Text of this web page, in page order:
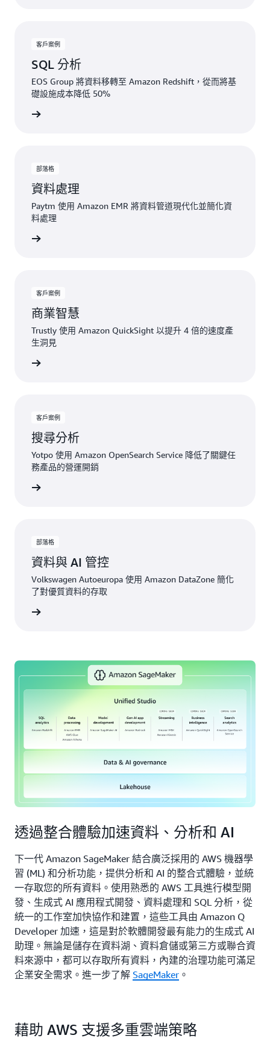
客戶案例
SQL 分析
EOS Group 將資料移轉至 Amazon Redshift，從而將基
礎設施成本降低 50%
部落格
資料處理
Paytm 使用 Amazon EMR 將資料管道現代化並簡化資
料處理
客戶案例
商業智慧
Trustly 使用 Amazon QuickSight 以提升 4 倍的速度產
生洞見
客戶案例
搜尋分析
Yotpo 使用 Amazon OpenSearch Service 降低了關鍵任
務產品的營運開銷
部落格
資料與 AI 管控
Volkswagen Autoeuropa 使用 Amazon DataZone 簡化
了對優質資料的存取
透過整合體驗加速資料、分析和 AI
下一代 Amazon SageMaker 結合廣泛採用的 AWS 機器學
習 (ML) 和分析功能，提供分析和 AI 的整合式體驗，並統
一存取您的所有資料。使用熟悉的 AWS 工具進行模型開
發、生成式 AI 應用程式開發、資料處理和 SQL 分析，從
統一的工作室加快協作和建置，這些工具由 Amazon Q
Developer 加速，這是對於軟體開發最有能力的生成式 AI
助理。無論是儲存在資料湖、資料倉儲或第三方或聯合資
料來源中，都可以存取所有資料，內建的治理功能可滿足
企業安全需求。進一步了解 SageMaker 。
藉助 AWS 支援多重雲端策略